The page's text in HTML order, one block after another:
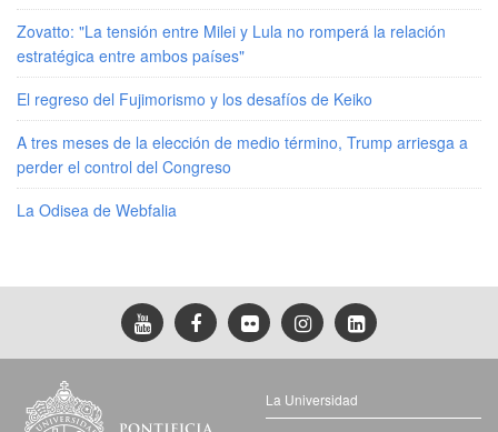
Zovatto: "La tensión entre Milei y Lula no romperá la relación
estratégica entre ambos países"
El regreso del Fujimorismo y los desafíos de Keiko
A tres meses de la elección de medio término, Trump arriesga a
perder el control del Congreso
La Odisea de Webfalia
La Universidad